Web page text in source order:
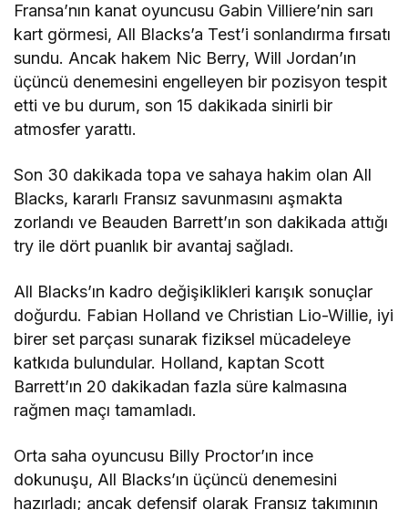
Fransa’nın kanat oyuncusu Gabin Villiere’nin sarı
kart görmesi, All Blacks’a Test’i sonlandırma fırsatı
sundu. Ancak hakem Nic Berry, Will Jordan’ın
üçüncü denemesini engelleyen bir pozisyon tespit
etti ve bu durum, son 15 dakikada sinirli bir
atmosfer yarattı.
Son 30 dakikada topa ve sahaya hakim olan All
Blacks, kararlı Fransız savunmasını aşmakta
zorlandı ve Beauden Barrett’ın son dakikada attığı
try ile dört puanlık bir avantaj sağladı.
All Blacks’ın kadro değişiklikleri karışık sonuçlar
doğurdu. Fabian Holland ve Christian Lio-Willie, iyi
birer set parçası sunarak fiziksel mücadeleye
katkıda bulundular. Holland, kaptan Scott
Barrett’ın 20 dakikadan fazla süre kalmasına
rağmen maçı tamamladı.
Orta saha oyuncusu Billy Proctor’ın ince
dokunuşu, All Blacks’ın üçüncü denemesini
hazırladı; ancak defensif olarak Fransız takımının